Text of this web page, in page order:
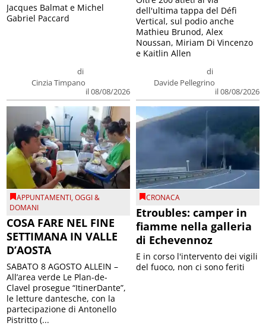
di
Cinzia Timpano
il 08/08/2026
Jacques Balmat e Michel
Gabriel Paccard
di
Davide Pellegrino
il 08/08/2026
dell'ultima tappa del Défì
Vertical, sul podio anche
Mathieu Brunod, Alex
Noussan, Miriam Di Vincenzo
e Kaitlin Allen
APPUNTAMENTI,OGGI &
DOMANI
COSA FARE NEL FINE
SETTIMANA IN VALLE
D’AOSTA
SABATO 8 AGOSTO ALLEIN –
All’area verde Le Plan-de-
Clavel prosegue “ItinerDante”,
le letture dantesche, con la
partecipazione di Antonello
Pistritto (...
CRONACA
Etroubles: camper in
fiamme nella galleria
di Echevennoz
E in corso l'intervento dei vigili
del fuoco, non ci sono feriti